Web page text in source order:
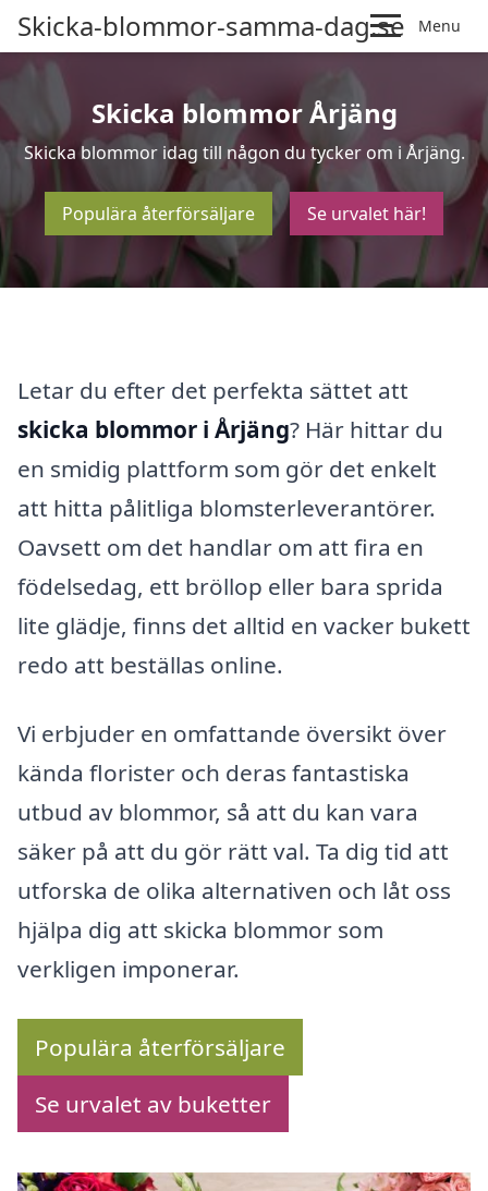
Skicka-blommor-samma-dag.se Menu
Skicka blommor Årjäng
Skicka blommor idag till någon du tycker om i Årjäng.
Populära återförsäljare Se urvalet här!
Letar du efter det perfekta sättet att
skicka blommor i Årjäng? Här hittar du
en smidig plattform som gör det enkelt
att hitta pålitliga blomsterleverantörer.
Oavsett om det handlar om att fira en
födelsedag, ett bröllop eller bara sprida
lite glädje, finns det alltid en vacker bukett
redo att beställas online.
Vi erbjuder en omfattande översikt över
kända florister och deras fantastiska
utbud av blommor, så att du kan vara
säker på att du gör rätt val. Ta dig tid att
utforska de olika alternativen och låt oss
hjälpa dig att skicka blommor som
verkligen imponerar.
Populära återförsäljare
Se urvalet av buketter